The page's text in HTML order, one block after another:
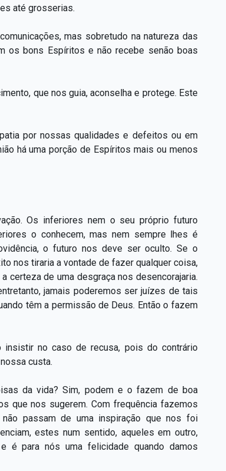
até grosserias.
mas sobretudo na natureza das
os bons Espíritos e não recebe senão boas
que nos guia, aconselha e protege. Este
por nossas qualidades e defeitos ou em
há uma porção de Espíritos mais ou menos
Os inferiores nem o seu próprio futuro
o conhecem, mas nem sempre lhes é
o futuro nos deve ser oculto. Se o
nos tiraria a vontade de fazer qualquer coisa,
certeza de uma desgraça nos desencorajaria.
jamais poderemos ser juízes de tais
têm a permissão de Deus. Então o fazem
insistir no caso de recusa, pois do contrário
custa.
da vida? Sim, podem e o fazem de boa
que nos sugerem. Com frequência fazemos
passam de uma inspiração que nos foi
estes num sentido, aqueles em outro,
é para nós uma felicidade quando damos